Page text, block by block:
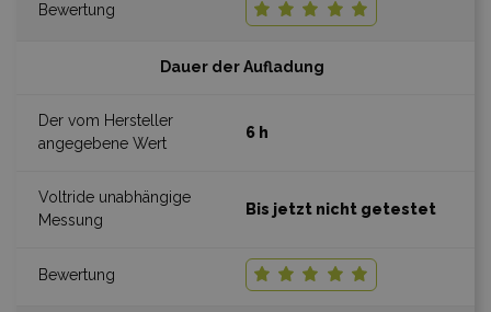
Dauer der Aufladung
6 h
Bis jetzt nicht getestet